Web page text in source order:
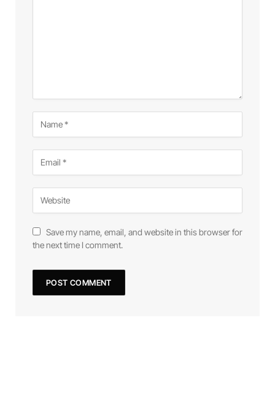
Save my name, email, and website in this browser for
the next time I comment.